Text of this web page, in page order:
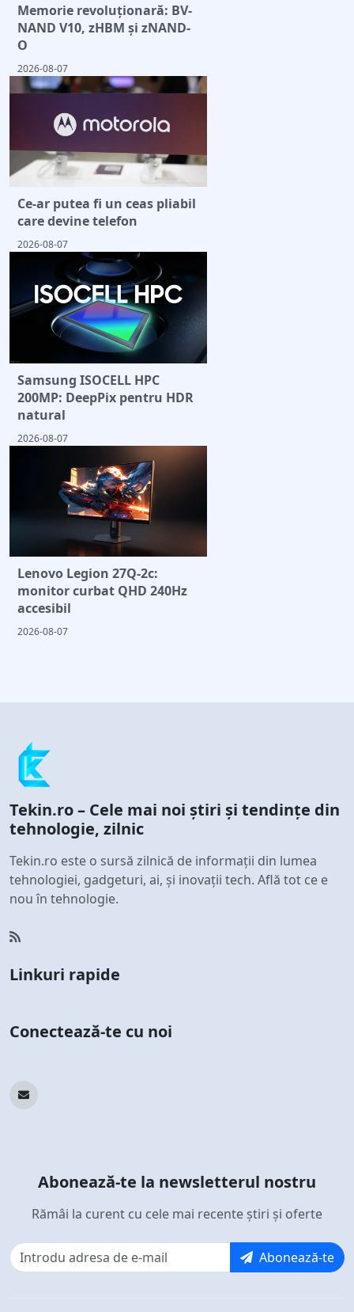
Memorie revoluționară: BV-
NAND V10, zHBM și zNAND-
O
2026-08-07
Ce-ar putea fi un ceas pliabil
care devine telefon
2026-08-07
Samsung ISOCELL HPC
200MP: DeepPix pentru HDR
natural
2026-08-07
Lenovo Legion 27Q-2c:
monitor curbat QHD 240Hz
accesibil
2026-08-07
Tekin.ro – Cele mai noi știri și tendințe din
tehnologie, zilnic
Tekin.ro este o sursă zilnică de informații din lumea
tehnologiei, gadgeturi, ai, și inovații tech. Află tot ce e
nou în tehnologie.
Linkuri rapide
Conectează-te cu noi
Abonează-te la newsletterul nostru
Rămâi la curent cu cele mai recente știri și oferte
Abonează-te